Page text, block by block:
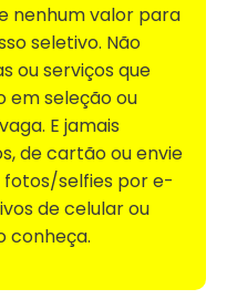
nenhum valor para
seletivo. Não
ou serviços que
seleção ou
E jamais
de cartão ou envie
selfies por e-
de celular ou
conheça.